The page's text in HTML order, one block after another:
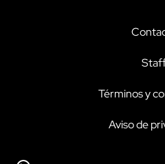
Términos y
Aviso de